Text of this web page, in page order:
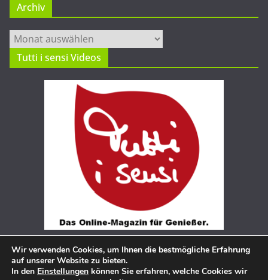
Archiv
Archiv
Tutti i sensi Videos
Wir verwenden Cookies, um Ihnen die bestmögliche Erfahrung
auf unserer Website zu bieten.
In den Einstellungen können Sie erfahren, welche Cookies wir